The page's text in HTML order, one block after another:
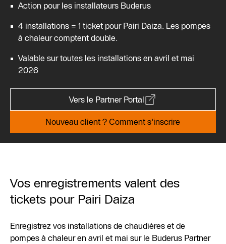
Action pour les installateurs Buderus
4 installations = 1 ticket pour Pairi Daiza. Les pompes
à chaleur comptent double.
Valable sur toutes les installations en avril et mai
2026
Vers le Partner Portal
Nouveau client ? Comment s'inscrire
Vos enregistrements valent des
tickets pour Pairi Daiza
Enregistrez vos installations de chaudières et de
pompes à chaleur en avril et mai sur le Buderus Partner